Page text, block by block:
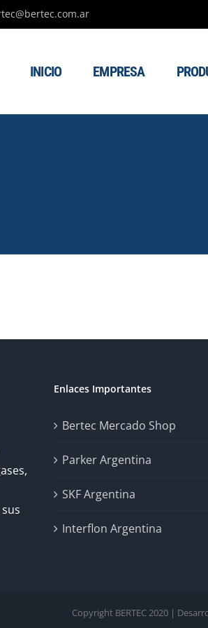
INICIO EMPRESA
Enlaces Importantes
Bertec Mercado Shop
Parker Argentina
SKF Argentina
Interflon Argentina
Copyright BERTEC 2020 |